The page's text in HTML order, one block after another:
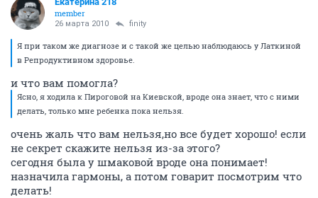
member
26 марта 2010 finity
Я при таком же диагнозе и с такой же целью наблюдаюсь у Латкиной
в Репродуктивном здоровье.
и что вам помогла?
Ясно, я ходила к Пироговой на Киевской, вроде она знает, что с ними
делать, только мне ребенка пока нельзя.
очень жаль что вам нельзя,но все будет хорошо! если
не секрет скажите нельзя из-за этого?
сегодня была у шмаковой вроде она понимает!
назначила гармоны, а потом говарит посмотрим что
делать!